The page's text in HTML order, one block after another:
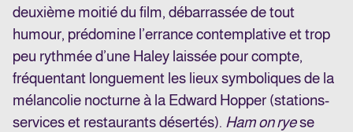
deuxième moitié du film, débarrassée de tout
humour, prédomine l’errance contemplative et trop
peu rythmée d’une Haley laissée pour compte,
fréquentant longuement les lieux symboliques de la
mélancolie nocturne à la Edward Hopper (stations-
services et restaurants désertés). Ham on ryese